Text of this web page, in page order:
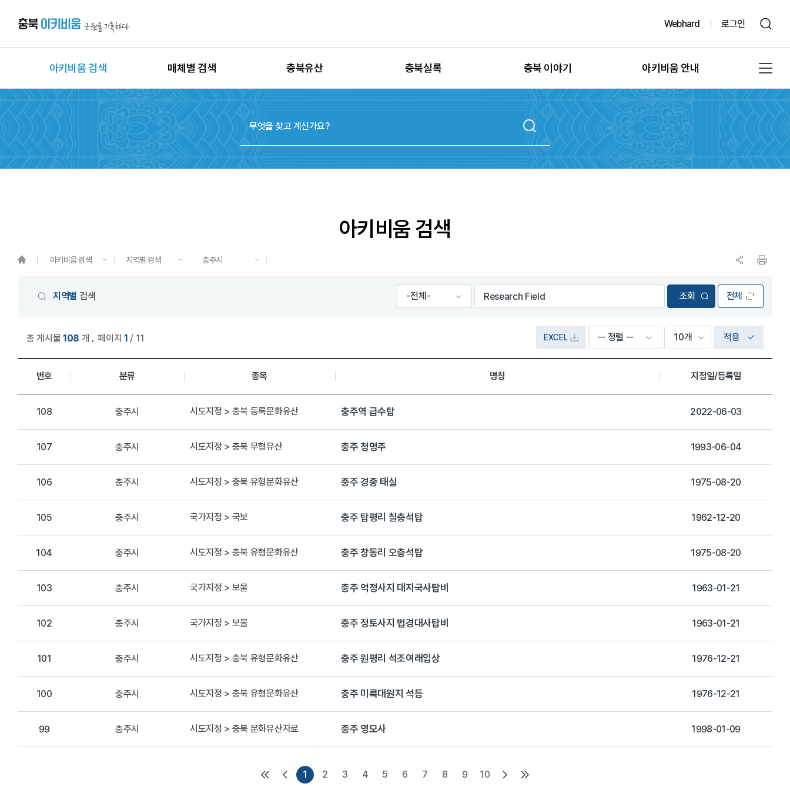
Webhard 로그인
아키비움 검색
상세검색
지역별 검색
시대별 검색
매체별 검색
이미지
동영상
음원
충북유산
유산별 보수정비
충북실록 충북 이야기
그때, 그 시절의 충북
또 다른 기록, 발굴
문화유산의 과거여행
아키비움 안내
공지사항
아키비움 소개
이용방법
아키비움 검색
아키비움 검색 지역별 검색 충주시
지역별 검색 전체
총 게시물108 개 ,페이지 1 / 11 EXCEL 적용
상세정보 관리 목록
번호 분류 종목 명칭 지정일/등록일
108 충주시 시도지정 > 충북 등록문화유산 충주역 급수탑 2022-06-03
107 충주시 시도지정 > 충북 무형유산 충주 청명주 1993-06-04
106 충주시 시도지정 > 충북 유형문화유산 충주 경종 태실 1975-08-20
105 충주시 국가지정 > 국보 충주 탑평리 칠층석탑 1962-12-20
104 충주시 시도지정 > 충북 유형문화유산 충주 창동리 오층석탑 1975-08-20
103 충주시 국가지정 > 보물 충주 억정사지 대지국사탑비 1963-01-21
102 충주시 국가지정 > 보물 충주 정토사지 법경대사탑비 1963-01-21
101 충주시 시도지정 > 충북 유형문화유산 충주 원평리 석조여래입상 1976-12-21
100 충주시 시도지정 > 충북 유형문화유산 충주 미륵대원지 석등 1976-12-21
99 충주시 시도지정 > 충북 문화유산자료 충주 영모사 1998-01-09
1 2 3 4 5 6 7 8 9 10